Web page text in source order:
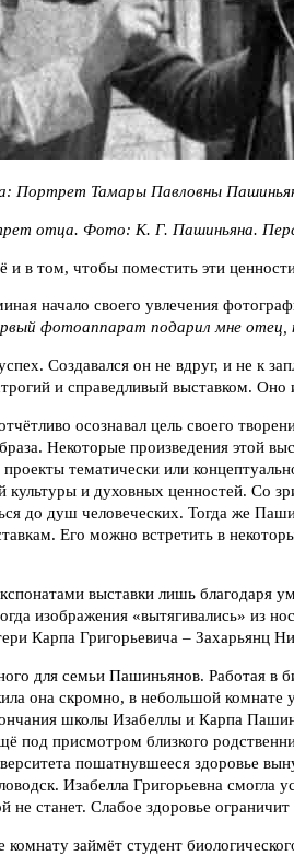
Тамары Павловны Пашиньян.
отца. Фото: К. Г. Пашиньяна.
и в том, чтобы поместить эти
начало своего увлечения
фотоаппарат подарил мне отец,
Создавался он не вдруг, и не к
и справедливый выставком.
осознавал цель своего
Некоторые произведения этой
тематически или
культуры и духовных ценностей. Со
до душ человеческих. Тогда же
Его можно встретить в
выставки лишь благодаря
изображения «вытягивались» из
Карпа Григорьевича – Захарьянц
для семьи Пашиньянов. Работая в
она скромно, в небольшой
школы Изабеллы и Карпа
под присмотром близкого
пошатнувшееся здоровье
Изабелла Григорьевна
не станет. Слабое здоровье
комнату займёт студент